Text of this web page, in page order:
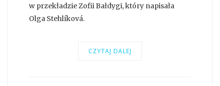
w przekładzie Zofii Bałdygi, który napisała
Olga Stehlíková.
CZYTAJ DALEJ